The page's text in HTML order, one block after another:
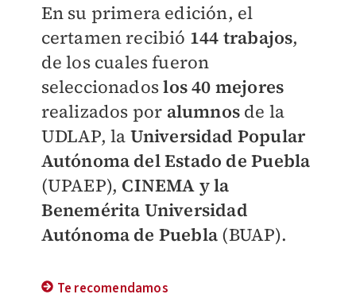
En su primera edición, el
certamen recibió 144 trabajos,
de los cuales fueron
seleccionadoslos 40 mejores
realizados por alumnos de la
UDLAP, la Universidad Popular
Autónoma del Estado de Puebla
(UPAEP), CINEMA y la
Benemérita Universidad
Autónoma de Puebla (BUAP).
Te recomendamos